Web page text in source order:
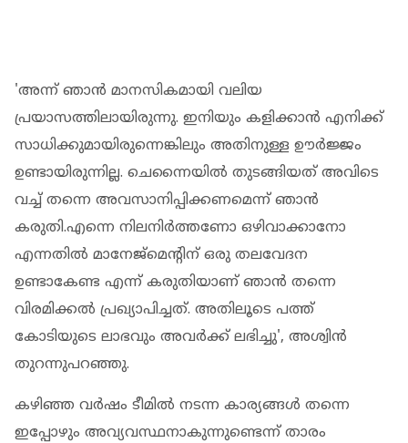
'അന്ന് ഞാൻ മാനസികമായി വലിയ
പ്രയാസത്തിലായിരുന്നു. ഇനിയും കളിക്കാൻ എനിക്ക്
സാധിക്കുമായിരുന്നെങ്കിലും അതിനുള്ള ഊർജ്ജം
ഉണ്ടായിരുന്നില്ല. ചെന്നൈയിൽ തുടങ്ങിയത് അവിടെ
വച്ച് തന്നെ അവസാനിപ്പിക്കണമെന്ന് ഞാൻ
കരുതി.എന്നെ നിലനിർത്തണോ ഒഴിവാക്കാനോ
എന്നതിൽ മാനേജ്മെന്റിന് ഒരു തലവേദന
ഉണ്ടാകേണ്ട എന്ന് കരുതിയാണ് ഞാൻ തന്നെ
വിരമിക്കൽ പ്രഖ്യാപിച്ചത്. അതിലൂടെ പത്ത്
കോടിയുടെ ലാഭവും അവർക്ക് ലഭിച്ചു', അശ്വിൻ
തുറന്നുപറഞ്ഞു.
കഴിഞ്ഞ വർഷം ടീമിൽ നടന്ന കാര്യങ്ങൾ തന്നെ
ഇപ്പോഴും അവ്യവസ്ഥനാകുന്നുണ്ടെന്ന് താരം